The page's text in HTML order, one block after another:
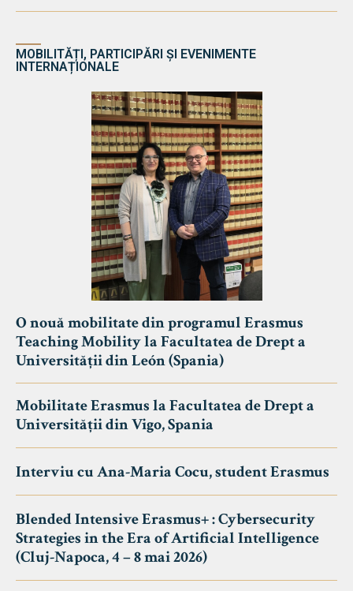
MOBILITĂȚI, PARTICIPĂRI ȘI EVENIMENTE
INTERNAȚIONALE
O nouă mobilitate din programul Erasmus
Teaching Mobility la Facultatea de Drept a
Universității din León (Spania)
Mobilitate Erasmus la Facultatea de Drept a
Universității din Vigo, Spania
Interviu cu Ana-Maria Cocu, student Erasmus
Blended Intensive Erasmus+ : Cybersecurity
Strategies in the Era of Artificial Intelligence
(Cluj-Napoca, 4 – 8 mai 2026)